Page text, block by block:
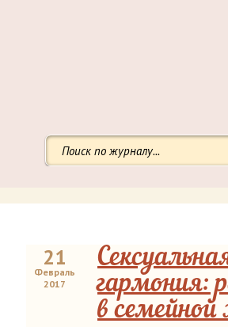
21
Февраль
2017
гармония:
в семейной